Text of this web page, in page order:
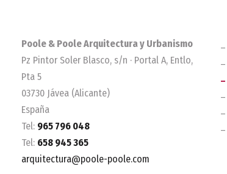
Poole & Poole Arquitectura y Urbanismo
Pz Pintor Soler Blasco, s/n · Portal A, Entlo,
Pta 5
03730 Jávea (Alicante)
España
Tel: 965 796 048
Tel: 658 945 365
arquitectura@poole-poole.com